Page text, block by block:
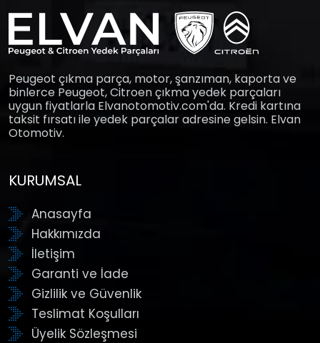
Peugeot çıkma parça, motor, şanzıman, kaporta ve
binlerce Peugeot, Citroen çıkma yedek parçaları
uygun fiyatlarla Elvanotomotiv.com'da. Kredi kartına
taksit fırsatı ile yedek parçalar adresine gelsin. Elvan
Otomotiv.
KURUMSAL
Anasayfa
Hakkımızda
İletişim
Garanti ve İade
Gizlilik ve Güvenlik
Teslimat Koşulları
Üyelik Sözleşmesi